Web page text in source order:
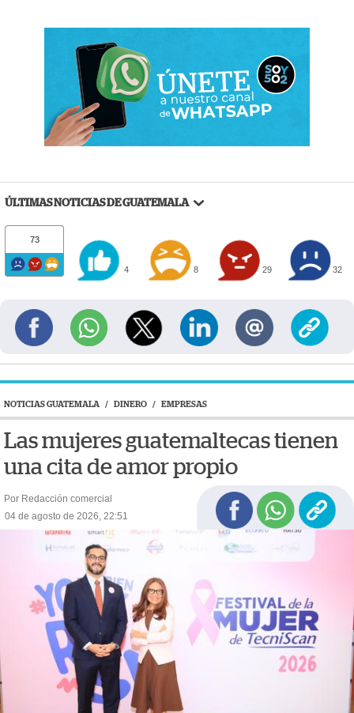
ÚLTIMAS NOTICIAS DE GUATEMALA
73
4 8 29 32
NOTICIAS GUATEMALA / DINERO / EMPRESAS
Las mujeres guatemaltecas tienen
una cita de amor propio
Por Redacción comercial
04 de agosto de 2026, 22:51